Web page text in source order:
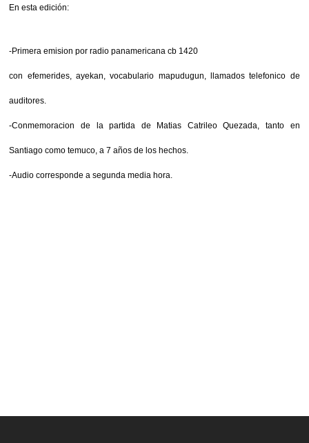
En esta edición:
-Primera emision por radio panamericana cb 1420
con efemerides, ayekan, vocabulario mapudugun, llamados telefonico de
auditores.
-Conmemoracion de la partida de Matias Catrileo Quezada, tanto en
Santiago como temuco, a 7 años de los hechos.
-Audio corresponde a segunda media hora.